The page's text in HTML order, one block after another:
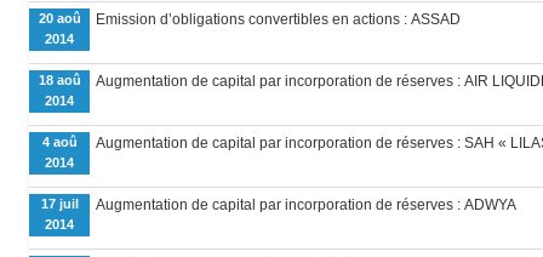
20 aoû
2014
Emission d’obligations convertibles en actions : ASSAD
18 aoû
2014
Augmentation de capital par incorporation de réserves : AIR
4 aoû
2014
Augmentation de capital par incorporation de réserves : SAH «
17 juil
2014
Augmentation de capital par incorporation de réserves : ADWYA